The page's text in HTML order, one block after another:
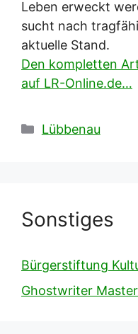
Leben erweckt
sucht nach
aktuelle Stand.
Den kompletten
auf LR-Online.de…
Kategorien
Lübbenau
Sonstiges
Bürgerstiftung
Ghostwriter